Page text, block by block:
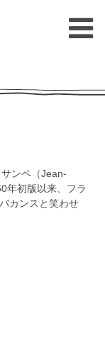
ンペ（Jean-
初版以来、フラ
カンスと笑わせ